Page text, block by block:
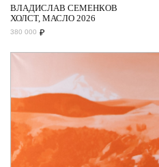
ВЛАДИСЛАВ СЕМЕНКОВ
ХОЛСТ, МАСЛО 2026
380 000 ₽